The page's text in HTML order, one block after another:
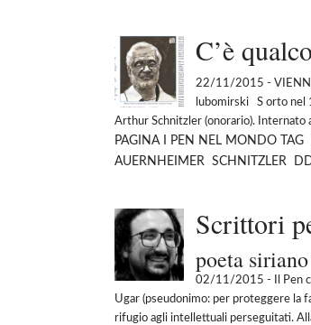
C’è
22/11/2015 -
lubomirski S orto nel
Arthur Schnitzler (onorario). Internato
PAGINA I PEN NEL MONDO TAG
AUERNHEIMER SCHNITZLER
Scrittori
poeta
02/11/2015 - Il Pen
Ugar (pseudonimo: per proteggere la
rifugio agli intellettuali perseguitati.